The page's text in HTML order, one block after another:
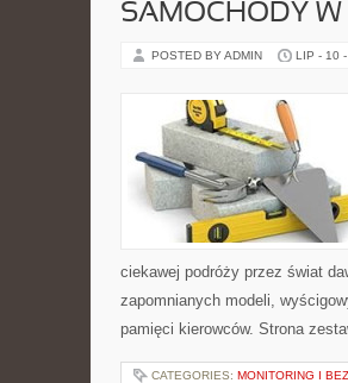
SAMOCHODY W
POSTED BY ADMIN LIP - 10
ciekawej podróży przez świat
zapomnianych modeli,
pamięci kierowców. Strona
CATEGORIES: MONITORING I